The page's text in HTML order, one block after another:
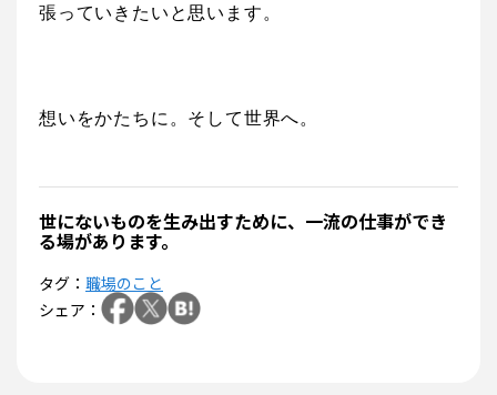
張っていきたいと思います。
想いをかたちに。そして世界へ。
世にないものを生み出すために、一流の仕事ができ
る場があります。
タグ： 職場のこと
シェア：